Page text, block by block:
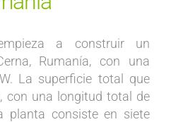
a construir un
Rumanía, con una
La superficie total que
con una longitud total de
planta consiste en siete